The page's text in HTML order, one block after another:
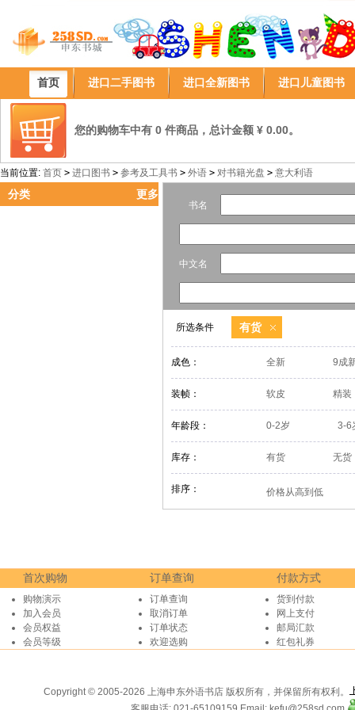
首页 进口二手图书 进口全新图书 进口儿童图书
您的购物车中有 0 件商品，总计金额 ¥ 0.00。
当前位置: 首页 > 进口图书 > 参考及工具书 > 外语 > 对书籍光盘 > 意大利语
分类 更多
书名
中文名
所选条件 有货
成色： 全新 9成
装帧： 软皮 精装
年龄段： 0-2岁 3-6
库存： 有货 无货
排序： 价格从高到低
首次购物
购物演示
加入会员
会员权益
会员等级
订单查询
订单查询
取消订单
订单状态
欢迎选购
付款方式
货到付款
网上支付
邮局汇款
红包礼券
Copyright © 2005-2026 上海申东外语书店 版权所有，并保留所有权利。